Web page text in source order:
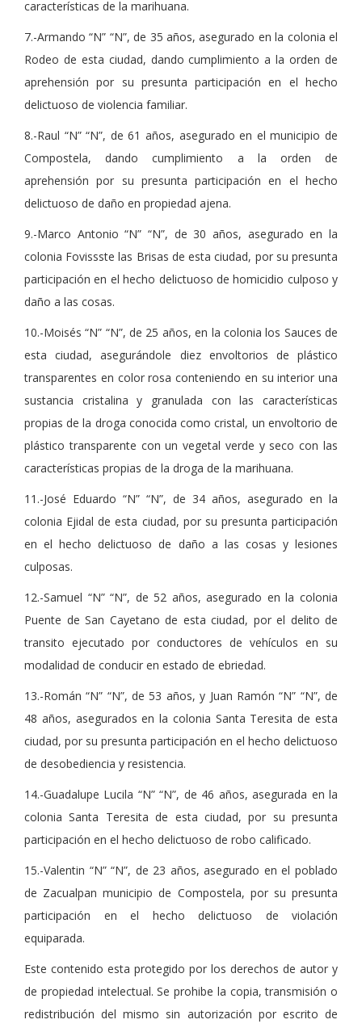
características de la marihuana.
7.-Armando “N” “N”, de 35 años, asegurado en la colonia el
Rodeo de esta ciudad, dando cumplimiento a la orden de
aprehensión por su presunta participación en el hecho
delictuoso de violencia familiar.
8.-Raul “N” “N”, de 61 años, asegurado en el municipio de
Compostela, dando cumplimiento a la orden de
aprehensión por su presunta participación en el hecho
delictuoso de daño en propiedad ajena.
9.-Marco Antonio “N” “N”, de 30 años, asegurado en la
colonia Fovissste las Brisas de esta ciudad, por su presunta
participación en el hecho delictuoso de homicidio culposo y
daño a las cosas.
10.-Moisés “N” “N”, de 25 años, en la colonia los Sauces de
esta ciudad, asegurándole diez envoltorios de plástico
transparentes en color rosa conteniendo en su interior una
sustancia cristalina y granulada con las características
propias de la droga conocida como cristal, un envoltorio de
plástico transparente con un vegetal verde y seco con las
características propias de la droga de la marihuana.
11.-José Eduardo “N” “N”, de 34 años, asegurado en la
colonia Ejidal de esta ciudad, por su presunta participación
en el hecho delictuoso de daño a las cosas y lesiones
culposas.
12.-Samuel “N” “N”, de 52 años, asegurado en la colonia
Puente de San Cayetano de esta ciudad, por el delito de
transito ejecutado por conductores de vehículos en su
modalidad de conducir en estado de ebriedad.
13.-Román “N” “N”, de 53 años, y Juan Ramón “N” “N”, de
48 años, asegurados en la colonia Santa Teresita de esta
ciudad, por su presunta participación en el hecho delictuoso
de desobediencia y resistencia.
14.-Guadalupe Lucila “N” “N”, de 46 años, asegurada en la
colonia Santa Teresita de esta ciudad, por su presunta
participación en el hecho delictuoso de robo calificado.
15.-Valentin “N” “N”, de 23 años, asegurado en el poblado
de Zacualpan municipio de Compostela, por su presunta
participación en el hecho delictuoso de violación
equiparada.
Este contenido esta protegido por los derechos de autor y
de propiedad intelectual. Se prohibe la copia, transmisión o
redistribución del mismo sin autorización por escrito de